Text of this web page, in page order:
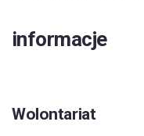
informacje
Wolontariat